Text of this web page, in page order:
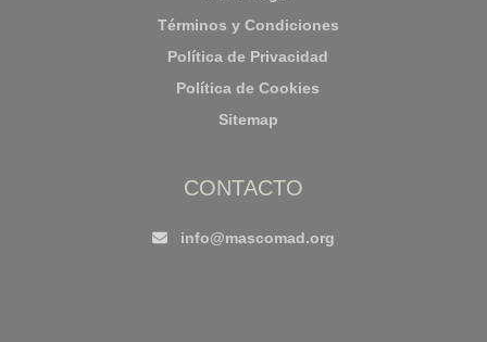
Términos y Condiciones
Política de Privacidad
Política de Cookies
Sitemap
CONTACTO
info@mascomad.org